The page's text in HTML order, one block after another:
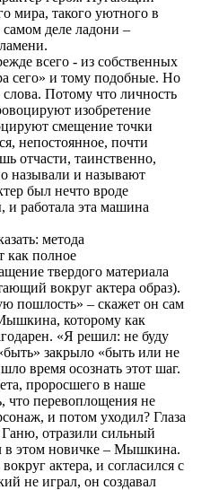
мира, такого уютного в
деле ладони –
всего - из собственных
сего» и тому подобные. Но
Потому что личность
изобретение
смещение точки
непостоянное, почти
отчасти, таинственно,
называли и называют
был нечто вроде
и работала эта машина
метода
как полное
твердого материала
вокруг актера образ).
пошлость» – скажет он сам
которому как
«Я решил: не буду
закрыло «быть или не
время осознать этот шаг.
проросшего в наше
что перевоплощения не
и потом уходил? Глаза
отразили сильный
в этом новичке – Мышкина.
актера, и согласился с
не играл, он создавал